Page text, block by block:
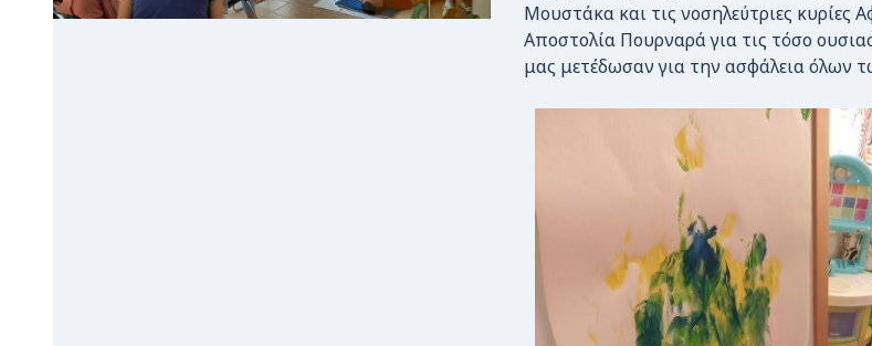
Μουστάκα και τις νοσηλεύτριες κυρίες
Αποστολία Πουρναρά για τις τόσο
μας μετέδωσαν για την ασφάλεια όλων